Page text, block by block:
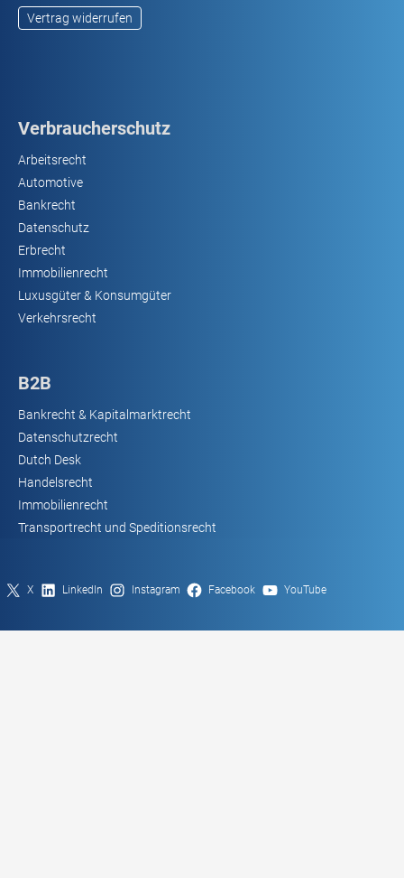
Vertrag widerrufen
Verbraucherschutz
Arbeitsrecht
Automotive
Bankrecht
Datenschutz
Erbrecht
Immobilienrecht
Luxusgüter & Konsumgüter
Verkehrsrecht
B2B
Bankrecht & Kapitalmarktrecht
Datenschutzrecht
Dutch Desk
Handelsrecht
Immobilienrecht
Transportrecht und Speditionsrecht
X LinkedIn Instagram Facebook YouTube